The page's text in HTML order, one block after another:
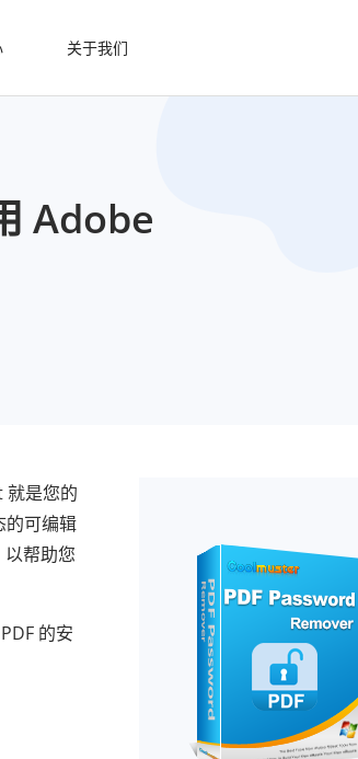
关于我们
Adob​​e
就是您的
的可编辑
帮助您
的安